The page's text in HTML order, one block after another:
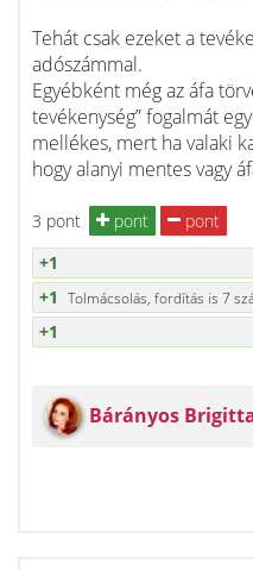
Tehát csak ezeket a
adószámmal.
Egyébként még az áfa
tevékenység” fogalmát
mellékes, mert ha valaki
hogy alanyi mentes vagy
3 pont pont
pont
+1
+1
Tolmácsolás, fordítás is 7
+1
Bárányos